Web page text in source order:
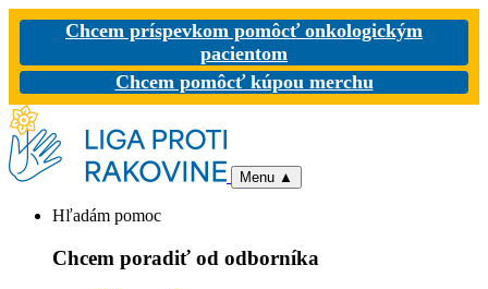
Chcem príspevkom pomôcť onkologickým
pacientom
Chcem pomôcť kúpou merchu
Menu ▲
Hľadám pomoc
Chcem poradiť od odborníka